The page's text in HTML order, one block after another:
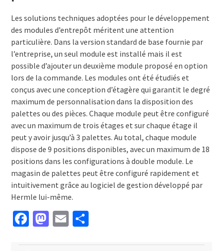
Les solutions techniques adoptées pour le développement
des modules d’entrepôt méritent une attention
particulière. Dans la version standard de base fournie par
l’entreprise, un seul module est installé mais il est
possible d’ajouter un deuxième module proposé en option
lors de la commande. Les modules ont été étudiés et
conçus avec une conception d’étagère qui garantit le degré
maximum de personnalisation dans la disposition des
palettes ou des pièces. Chaque module peut être configuré
avec un maximum de trois étages et sur chaque étage il
peut y avoir jusqu’à 3 palettes. Au total, chaque module
dispose de 9 positions disponibles, avec un maximum de 18
positions dans les configurations à double module. Le
magasin de palettes peut être configuré rapidement et
intuitivement grâce au logiciel de gestion développé par
Hermle lui-même.
Facebook
Mastodon
EmailPartager